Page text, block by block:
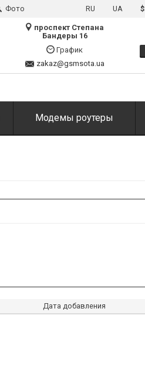
Фото RU UA $
проспект Степана
Бандеры 16
График
zakaz@gsmsota.ua
Модемы роутеры
Дата добавления